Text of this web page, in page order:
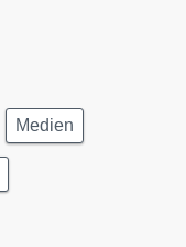
Medien